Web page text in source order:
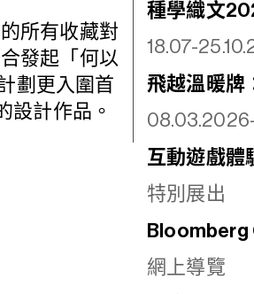
所有收藏對
發起「何以
劃更入圍首
設計作品。
種學織文
18.07-
飛越溫暖牌
互動遊戲體
特別展出
Bloomberg
網上導覽